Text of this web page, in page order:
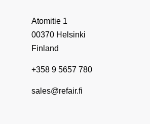
Atomitie 1
00370 Helsinki
Finland
+358 9 5657 780
sales@refair.fi